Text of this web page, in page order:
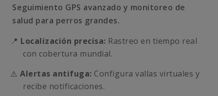
Seguimiento GPS avanzado y monitoreo de
salud para perros grandes.
📍 Localización precisa: Rastreo en tiempo real
con cobertura mundial.
⚠️ Alertas antifuga: Configura vallas virtuales y
recibe notificaciones.